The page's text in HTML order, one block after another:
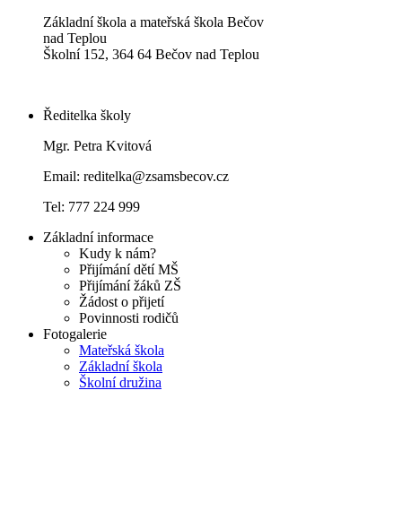
Základní škola a mateřská škola Bečov
nad Teplou
Školní 152, 364 64 Bečov nad Teplou
Ředitelka školy
Mgr. Petra Kvitová
Email: reditelka@zsamsbecov.cz
Tel: 777 224 999
Základní informace
Kudy k nám?
Přijímání dětí MŠ
Přijímání žáků ZŠ
Žádost o přijetí
Povinnosti rodičů
Fotogalerie
Mateřská škola
Základní škola
Školní družina